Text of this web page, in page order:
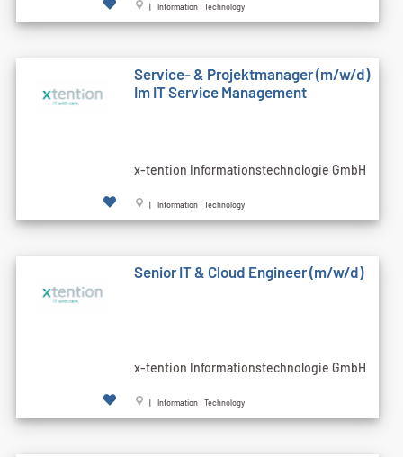
| Information Technology
Service- & Projektmanager (m/w/d)
Im IT Service Management
x-tention Informationstechnologie GmbH
| Information Technology
Senior IT & Cloud Engineer (m/w/d)
x-tention Informationstechnologie GmbH
| Information Technology